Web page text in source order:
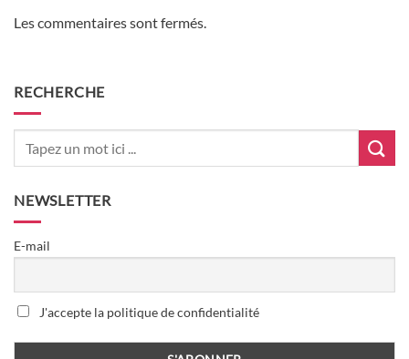
Les commentaires sont fermés.
RECHERCHE
NEWSLETTER
E-mail
J'accepte la politique de confidentialité